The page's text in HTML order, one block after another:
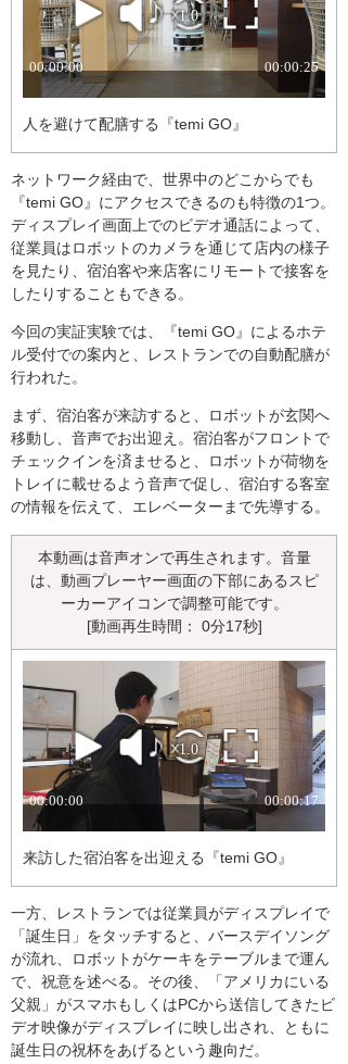
人を避けて配膳する『temi GO』
ネットワーク経由で、世界中のどこからでも
『temi GO』にアクセスできるのも特徴の1つ。
ディスプレイ画面上でのビデオ通話によって、
従業員はロボットのカメラを通じて店内の様子
を見たり、宿泊客や来店客にリモートで接客を
したりすることもできる。
今回の実証実験では、『temi GO』によるホテ
ル受付での案内と、レストランでの自動配膳が
行われた。
まず、宿泊客が来訪すると、ロボットが玄関へ
移動し、音声でお出迎え。宿泊客がフロントで
チェックインを済ませると、ロボットが荷物を
トレイに載せるよう音声で促し、宿泊する客室
の情報を伝えて、エレベーターまで先導する。
本動画は音声オンで再生されます。音量
は、動画プレーヤー画面の下部にあるスピ
ーカーアイコンで調整可能です。
[動画再生時間： 0分17秒]
来訪した宿泊客を出迎える『temi GO』
一方、レストランでは従業員がディスプレイで
「誕生日」をタッチすると、バースデイソング
が流れ、ロボットがケーキをテーブルまで運ん
で、祝意を述べる。その後、「アメリカにいる
父親」がスマホもしくはPCから送信してきたビ
デオ映像がディスプレイに映し出され、ともに
誕生日の祝杯をあげるという趣向だ。